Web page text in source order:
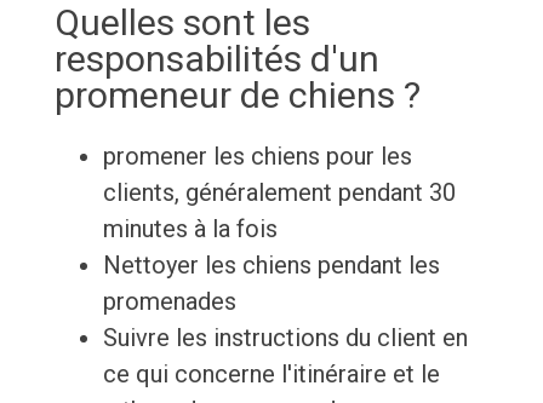
Quelles sont les
responsabilités d'un
promeneur de chiens ?
promener les chiens pour les
clients, généralement pendant 30
minutes à la fois
Nettoyer les chiens pendant les
promenades
Suivre les instructions du client en
ce qui concerne l'itinéraire et le